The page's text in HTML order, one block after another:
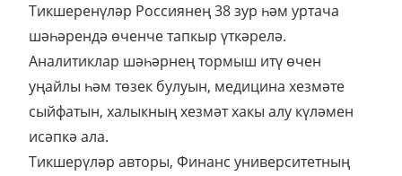
Тикшеренүләр Россиянең 38 зур һәм уртача
шәһәрендә өченче тапкыр үткәрелә.
Аналитиклар шәһәрнең тормыш итү өчен
уңайлы һәм төзек булуын, медицина хезмәте
сыйфатын, халыкның хезмәт хакы алу күләмен
исәпкә ала.
Тикшерүләр авторы, Финанс университетның